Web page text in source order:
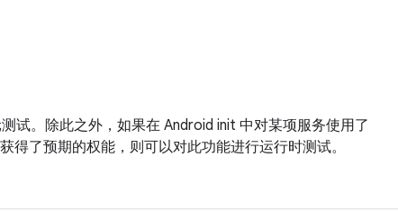
试。除此之外，如果在 Android init 中对某项服务使用了
得了预期的权能，则可以对此功能进行运行时测试。